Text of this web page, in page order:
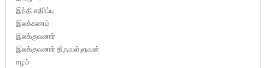
இந்தி எதிர்ப்பு
இலக்கணம்
இலக்குவனார்
இலக்குவனார் திருவள்ளுவன்
ஈழம்